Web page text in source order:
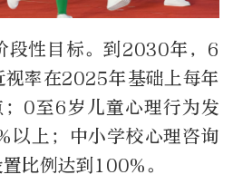
段性目标。到2030年，6
视率在2025年基础上每年
0至6岁儿童心理行为发
以上；中小学校心理咨询
比例达到100%。